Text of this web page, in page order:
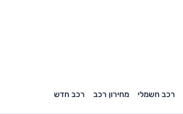
רכב חשמלי מחירון רכב רכב חדש